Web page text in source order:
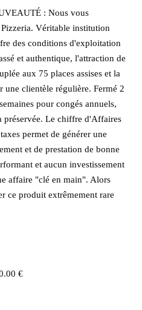
: Nous vous
Véritable institution
des conditions d'exploitation
et authentique, l'attraction de
aux 75 places assises et la
une clientèle régulière. Fermé 2
pour congés annuels,
préservée. Le chiffre d'Affaires
permet de générer une
et de prestation de bonne
et aucun investissement
affaire "clé en main". Alors
ce produit extrêmement rare
€